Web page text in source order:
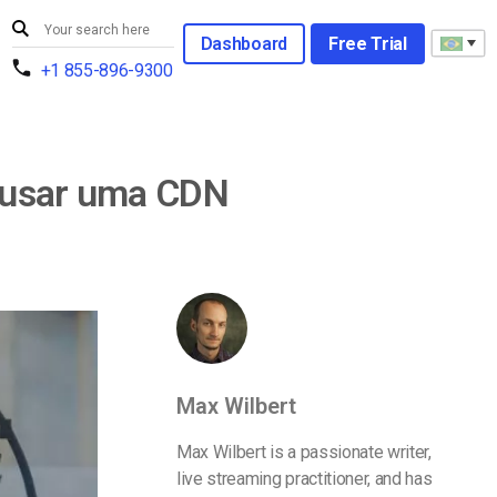
+1 855-896-9300
Dashboard Free Trial
uma CDN
Max Wilbert
Max Wilbert is a passionate writer,
live streaming practitioner, and has